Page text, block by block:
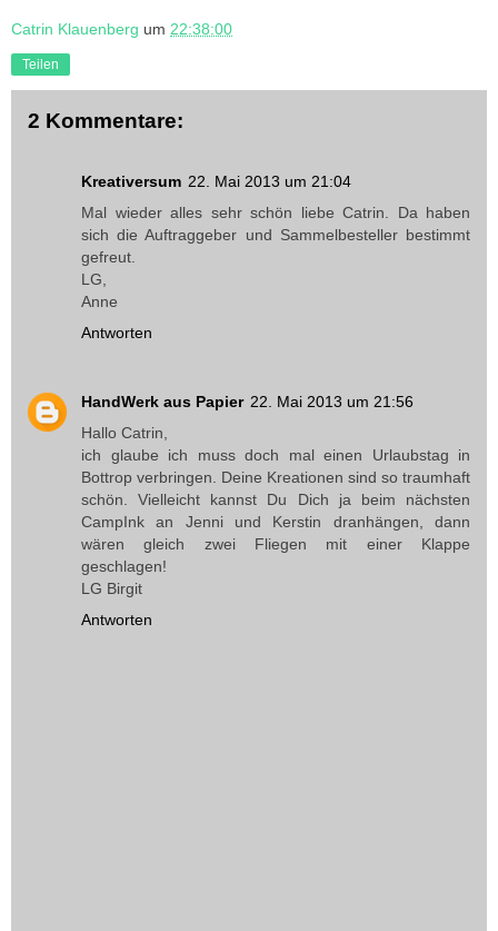
Catrin Klauenberg um 22:38:00
Teilen
2 Kommentare:
Kreativersum 22. Mai 2013 um 21:04
Mal wieder alles sehr schön liebe Catrin. Da haben
sich die Auftraggeber und Sammelbesteller bestimmt
gefreut.
LG,
Anne
Antworten
HandWerk aus Papier 22. Mai 2013 um 21:56
Hallo Catrin,
ich glaube ich muss doch mal einen Urlaubstag in
Bottrop verbringen. Deine Kreationen sind so traumhaft
schön. Vielleicht kannst Du Dich ja beim nächsten
CampInk an Jenni und Kerstin dranhängen, dann
wären gleich zwei Fliegen mit einer Klappe
geschlagen!
LG Birgit
Antworten